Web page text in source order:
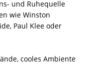
und Ruhequelle
wie Winston
Paul Klee oder
cooles Ambiente